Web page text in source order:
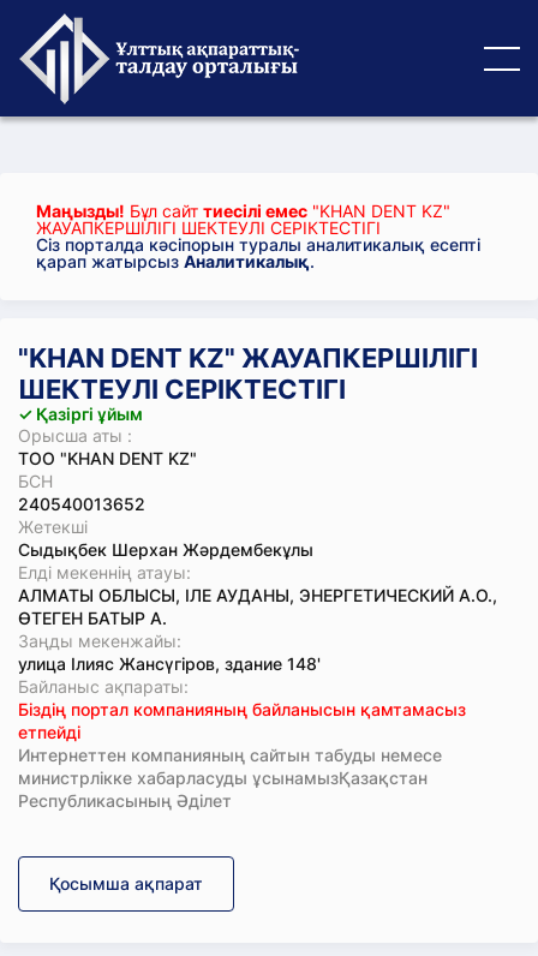
Маңызды! Бұл сайт тиесілі емес "KHAN DENT KZ"
ЖАУАПКЕРШІЛІГІ ШЕКТЕУЛІ СЕРІКТЕСТІГІ
Сіз порталда кәсіпорын туралы аналитикалық есепті
қарап жатырсыз Аналитикалық.
"KHAN DENT KZ" ЖАУАПКЕРШІЛІГІ
ШЕКТЕУЛІ СЕРІКТЕСТІГІ
✓ Қазіргі ұйым
Орысша аты :
ТОО "KHAN DENT KZ"
БСН
240540013652
Жетекші
Сыдықбек Шерхан Жәрдембекұлы
Елді мекеннің атауы:
АЛМАТЫ ОБЛЫСЫ, ІЛЕ АУДАНЫ, ЭНЕРГЕТИЧЕСКИЙ А.О.,
ӨТЕГЕН БАТЫР А.
Заңды мекенжайы:
улица Ілияс Жансүгіров, здание 148'
Байланыс ақпараты:
Біздің портал компанияның байланысын қамтамасыз
етпейді
Интернеттен компанияның сайтын табуды немесе
министрлікке хабарласуды ұсынамызҚазақстан
Республикасының Әділет
Қосымша ақпарат